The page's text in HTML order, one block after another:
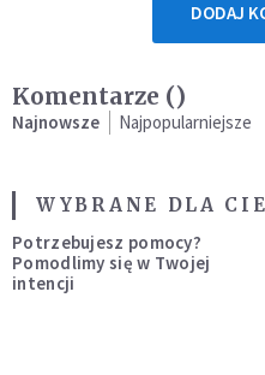
DODAJ
Komentarze ()
Najnowsze Najpopularniejsze
WYBRANE DLA
Potrzebujesz pomocy?
Pomodlimy się w Twojej
intencji